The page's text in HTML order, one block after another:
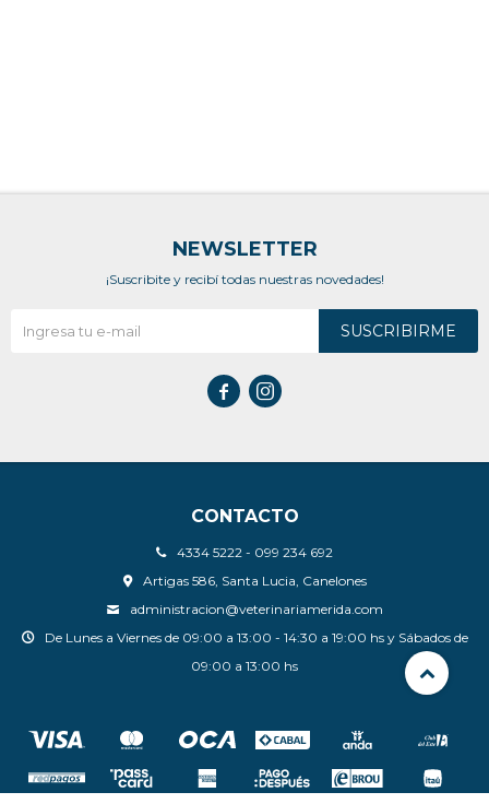
CONTACTO
4334 5222 - 099 234 692
Artigas 586, Santa Lucia, Canelones
administracion@veterinariamerida.com
De Lunes a Viernes de 09:00 a 13:00 - 14:30 a 19:00 hs y Sábados de
09:00 a 13:00 hs
NEWSLETTER
¡Suscribite y recibí todas nuestras novedades!
SUSCRIBIRME
 